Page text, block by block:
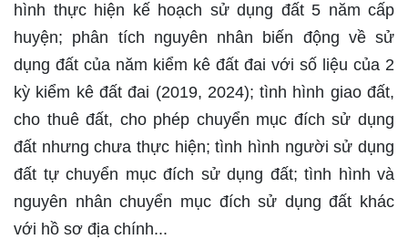
hình thực hiện kế hoạch sử dụng đất 5 năm cấp
huyện; phân tích nguyên nhân biến động về sử
dụng đất của năm kiểm kê đất đai với số liệu của 2
kỳ kiểm kê đất đai (2019, 2024); tình hình giao đất,
cho thuê đất, cho phép chuyển mục đích sử dụng
đất nhưng chưa thực hiện; tình hình người sử dụng
đất tự chuyển mục đích sử dụng đất; tình hình và
nguyên nhân chuyển mục đích sử dụng đất khác
với hồ sơ địa chính...